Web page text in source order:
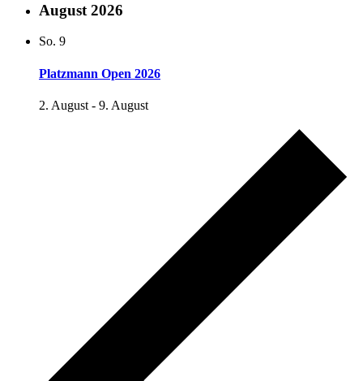
August 2026
So. 9
Platzmann Open 2026
2. August - 9. August